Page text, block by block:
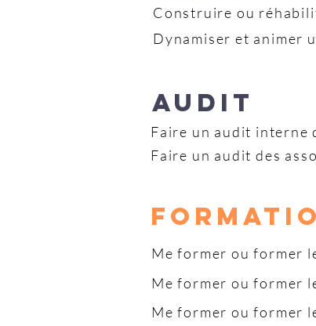
Construire ou
Dynamiser et animer
AUDIT
Faire un audit interne
Faire un audit des
Me former ou former
Me former ou former
Me former ou former